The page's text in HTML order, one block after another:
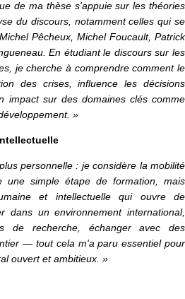
de ma thèse s'appuie sur les théories
du discours, notamment celles qui se
Pêcheux, Michel Foucault, Patrick
En étudiant le discours sur les
je cherche à comprendre comment le
des crises, influence les décisions
impact sur des domaines clés comme
»
personnelle : je considère la mobilité
une simple étape de formation, mais
et intellectuelle qui ouvre de
dans un environnement international,
de recherche, échanger avec des
— tout cela m'a paru essentiel pour
ouvert et ambitieux. »